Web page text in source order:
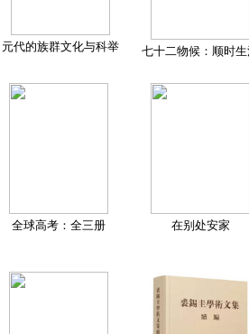
元代的族群文化与科举 七十二物候：顺时
全球高考：全三册 在别处安家